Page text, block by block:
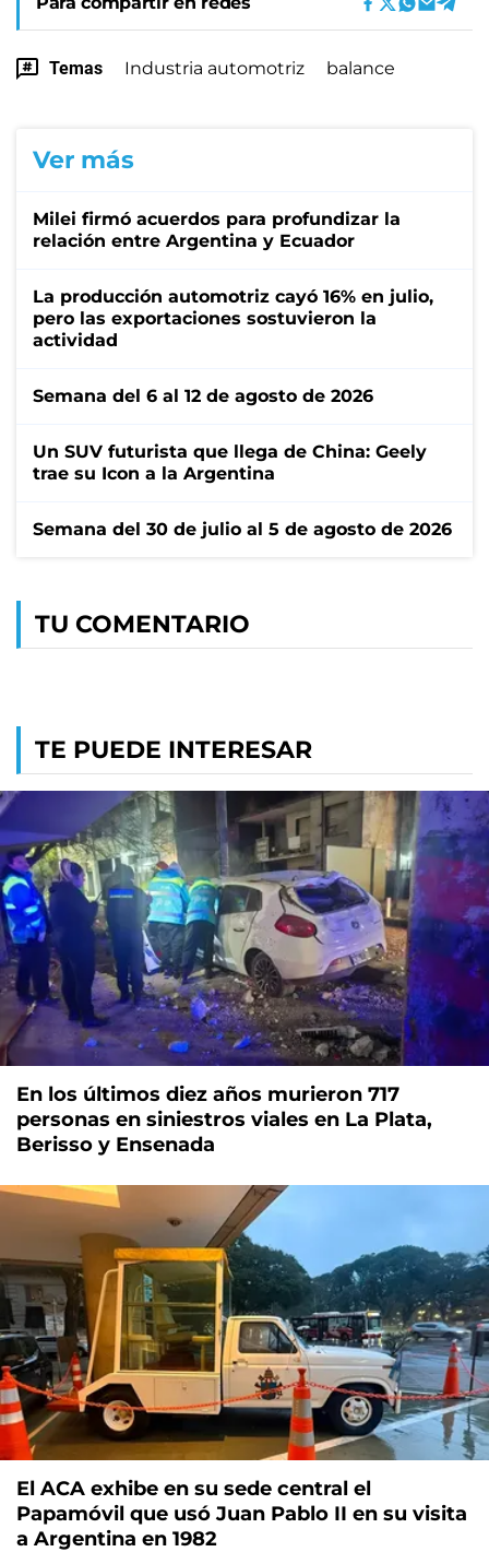
Temas Industria automotriz balance
Ver más
Milei firmó acuerdos para profundizar la
relación entre Argentina y Ecuador
La producción automotriz cayó 16% en julio,
pero las exportaciones sostuvieron la
actividad
Semana del 6 al 12 de agosto de 2026
Un SUV futurista que llega de China: Geely
trae su Icon a la Argentina
Semana del 30 de julio al 5 de agosto de 2026
TU COMENTARIO
TE PUEDE INTERESAR
En los últimos diez años murieron 717
personas en siniestros viales en La Plata,
Berisso y Ensenada
El ACA exhibe en su sede central el
Papamóvil que usó Juan Pablo II en su visita
a Argentina en 1982